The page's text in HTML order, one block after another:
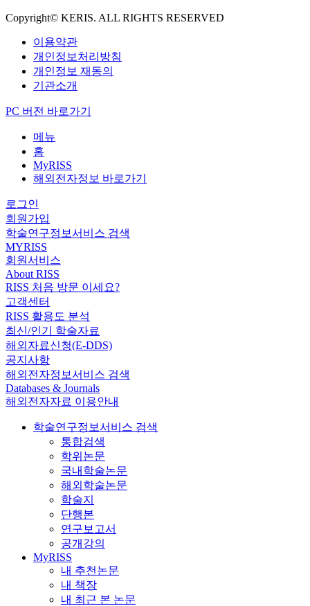
Copyright© KERIS. ALL RIGHTS RESERVED
이용약관
개인정보처리방침
개인정보 재동의
기관소개
PC 버전 바로가기
메뉴
홈
MyRISS
해외전자정보 바로가기
로그인
회원가입
학술연구정보서비스 검색
MYRISS
회원서비스
About RISS
RISS 처음 방문 이세요?
고객센터
RISS 활용도 분석
최신/인기 학술자료
해외자료신청(E-DDS)
공지사항
해외전자정보서비스 검색
Databases & Journals
해외전자자료 이용안내
학술연구정보서비스 검색
통합검색
학위논문
국내학술논문
해외학술논문
학술지
단행본
연구보고서
공개강의
MyRISS
내 추천논문
내 책장
내 최근 본 논문